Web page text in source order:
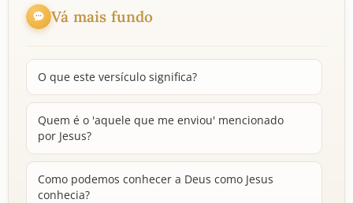
Vá mais fundo
O que este versículo significa?
Quem é o 'aquele que me enviou' mencionado
por Jesus?
Como podemos conhecer a Deus como Jesus
conhecia?